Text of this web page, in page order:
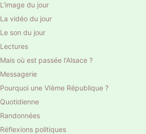
L'image du jour
La vidéo du jour
Le son du jour
Lectures
Mais où est passée l'Alsace ?
Messagerie
Pourquoi une VIème République ?
Quotidienne
Randonnées
Réflexions politiques